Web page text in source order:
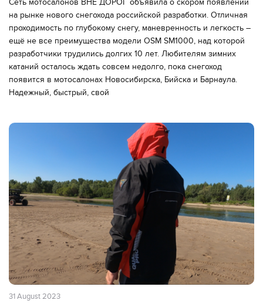
Сеть мотосалонов ВНЕ ДОРОГ объявила о скором появлении
на рынке нового снегохода российской разработки. Отличная
проходимость по глубокому снегу, маневренность и легкость –
ещё не все преимущества модели OSM SM1000, над которой
разработчики трудились долгих 10 лет. Любителям зимних
катаний осталось ждать совсем недолго, пока снегоход
появится в мотосалонах Новосибирска, Бийска и Барнаула.
Надежный, быстрый, свой
31 August 2023